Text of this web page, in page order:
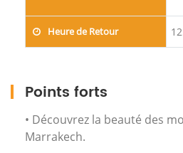
Heure de Retour
Points forts
• Découvrez la beauté des
Marrakech.